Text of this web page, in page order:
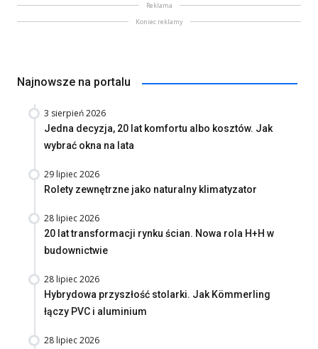
Reklama
Koniec reklamy
Najnowsze na portalu
3 sierpień 2026
Jedna decyzja, 20 lat komfortu albo kosztów. Jak
wybrać okna na lata
29 lipiec 2026
Rolety zewnętrzne jako naturalny klimatyzator
28 lipiec 2026
20 lat transformacji rynku ścian. Nowa rola H+H w
budownictwie
28 lipiec 2026
Hybrydowa przyszłość stolarki. Jak Kömmerling
łączy PVC i aluminium
28 lipiec 2026